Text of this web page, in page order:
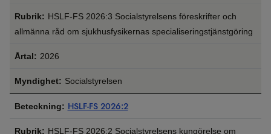
HSLF-FS 2026:3 Socialstyrelsens föreskrifter och
allmänna råd om sjukhusfysikernas specialiseringstjänstgöring
2026
Socialstyrelsen
HSLF-FS 2026:2
HSLF-FS 2026:2 Socialstyrelsens kungörelse om